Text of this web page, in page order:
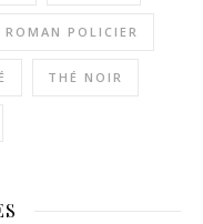
ROMAN POLICIER
THÉ NOIR